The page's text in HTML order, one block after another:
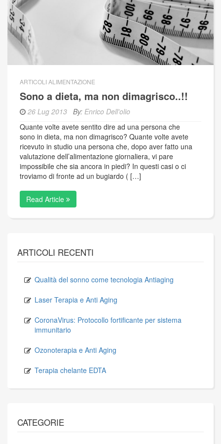
ARTICOLI ALIMENTAZIONE
Sono a dieta, ma non dimagrisco..!!
26 Lug 2013 By: Enrico Dell'olio
Quante volte avete sentito dire ad una persona che
sono in dieta, ma non dimagrisco? Quante volte avete
ricevuto in studio una persona che, dopo aver fatto una
valutazione dell’alimentazione giornaliera, vi pare
impossibile che sia ancora in piedi? In questi casi o ci
troviamo di fronte ad un bugiardo ( […]
Read Article
ARTICOLI RECENTI
Qualità del sonno come tecnologia Antiaging
Laser Terapia e Anti Aging
CoronaVirus: Protocollo fortificante per sistema
immunitario
Ozonoterapia e Anti Aging
Terapia chelante EDTA
CATEGORIE